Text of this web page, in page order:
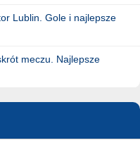
Lublin. Gole i najlepsze
meczu. Najlepsze